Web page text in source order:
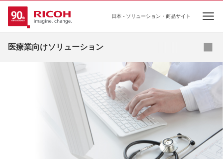
日本 - ソリューション・商品サイト
医療業向けソリューション